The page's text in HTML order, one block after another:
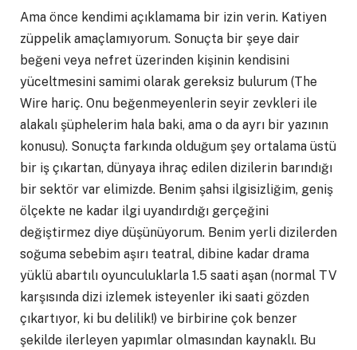
Ama önce kendimi açıklamama bir izin verin. Katiyen
züppelik amaçlamıyorum. Sonuçta bir şeye dair
beğeni veya nefret üzerinden kişinin kendisini
yüceltmesini samimi olarak gereksiz bulurum (The
Wire hariç. Onu beğenmeyenlerin seyir zevkleri ile
alakalı şüphelerim hala baki, ama o da ayrı bir yazının
konusu). Sonuçta farkında olduğum şey ortalama üstü
bir iş çıkartan, dünyaya ihraç edilen dizilerin barındığı
bir sektör var elimizde. Benim şahsi ilgisizliğim, geniş
ölçekte ne kadar ilgi uyandırdığı gerçeğini
değiştirmez diye düşünüyorum. Benim yerli dizilerden
soğuma sebebim aşırı teatral, dibine kadar drama
yüklü abartılı oyunculuklarla 1.5 saati aşan (normal TV
karşısında dizi izlemek isteyenler iki saati gözden
çıkartıyor, ki bu delilik!) ve birbirine çok benzer
şekilde ilerleyen yapımlar olmasından kaynaklı. Bu